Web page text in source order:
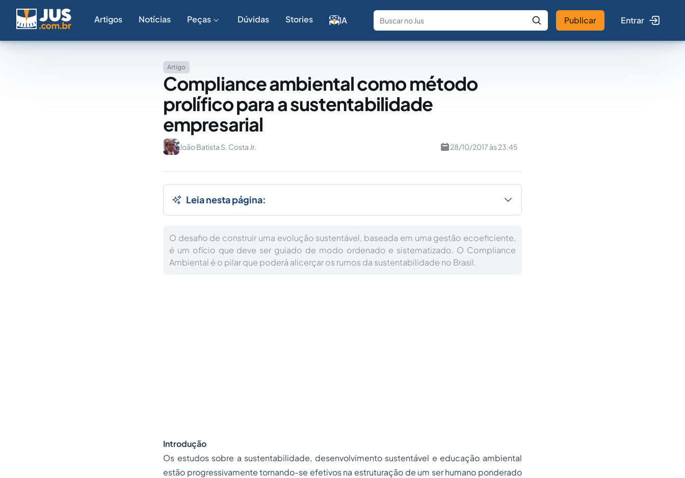
Artigos Notícias Peças Dúvidas Stories IA
Fale com a IA Buscar no Jus
Publicar Entrar
Artigo
Compliance ambiental como método
prolífico para a sustentabilidade
empresarial
João Batista S. Costa Jr. 28/10/2017 às 23:45
Leia nesta página:
O desafio de construir uma evolução sustentável, baseada em uma gestão ecoeficiente,
é um ofício que deve ser guiado de modo ordenado e sistematizado. O Compliance
Ambiental é o pilar que poderá alicerçar os rumos da sustentabilidade no Brasil.
Introdução
Os estudos sobre a sustentabilidade, desenvolvimento sustentável e educação ambiental
estão progressivamente tornando-se efetivos na estruturação de um ser humano ponderado